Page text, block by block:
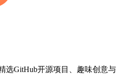
选GitHub开源项目、趣味创意与